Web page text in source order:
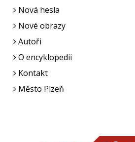
Nová hesla
Nové obrazy
Autoři
O encyklopedii
Kontakt
Město Plzeň